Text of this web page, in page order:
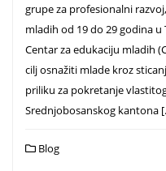
grupe za profesionalni
mladih od 19 do 29 godina
Centar za edukaciju mladih
cilj osnažiti mlade kroz
priliku za pokretanje
Srednjobosanskog kantona
Blog